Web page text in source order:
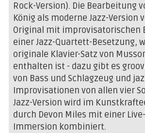
Rock-Version). Die Bearbeitung
König als moderne Jazz-Version
Original mit improvisatorischen
einer Jazz-Quartett-Besetzung,
originale Klavier-Satz von
enthalten ist - dazu gibt es
von Bass und Schlagzeug und
Improvisationen von allen vier
Jazz-Version wird im
durch Devon Miles mit einer
Immersion kombiniert.